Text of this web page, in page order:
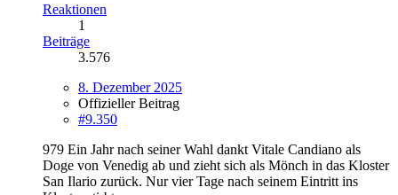
Reaktionen
1
Beiträge
3.576
8. Dezember 2025
Offizieller Beitrag
#9.350
979 Ein Jahr nach seiner Wahl dankt Vitale Candiano als
Doge von Venedig ab und zieht sich als Mönch in das Kloster
San Ilario zurück. Nur vier Tage nach seinem Eintritt ins